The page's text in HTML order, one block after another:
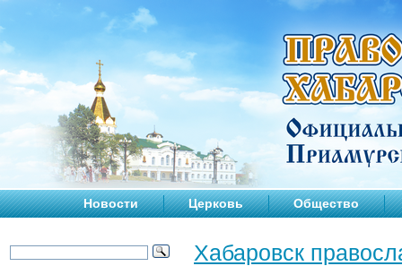
Новости Церковь Общество
Хабаровск